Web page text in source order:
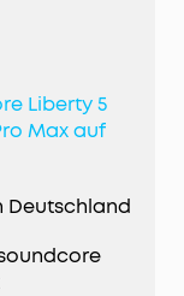
Liberty 5
Max auf
Deutschland